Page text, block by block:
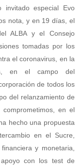
invitado especial Evo
nota, y en 19 días, el
ALBA y el Consejo
tomadas por los
el coronavirus, en la
en el campo del
de todos los
del relanzamiento de
en el
hecho una propuesta
en el Sucre,
y monetaria,
con los test de